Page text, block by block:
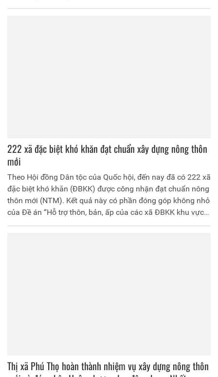
222 xã đặc biệt khó khăn đạt chuẩn xây dựng nông thôn
mới
Theo Hội đồng Dân tộc của Quốc hội, đến nay đã có 222 xã
đặc biệt khó khăn (ĐBKK) được công nhận đạt chuẩn nông
thôn mới (NTM). Kết quả này có phần đóng góp không nhỏ
của Đề án “Hỗ trợ thôn, bản, ấp của các xã ĐBKK khu vực
biên giới, vùng núi, vùng bãi ngang ven biển và hải đảo xây
Thị xã Phú Thọ hoàn thành nhiệm vụ xây dựng nông thôn